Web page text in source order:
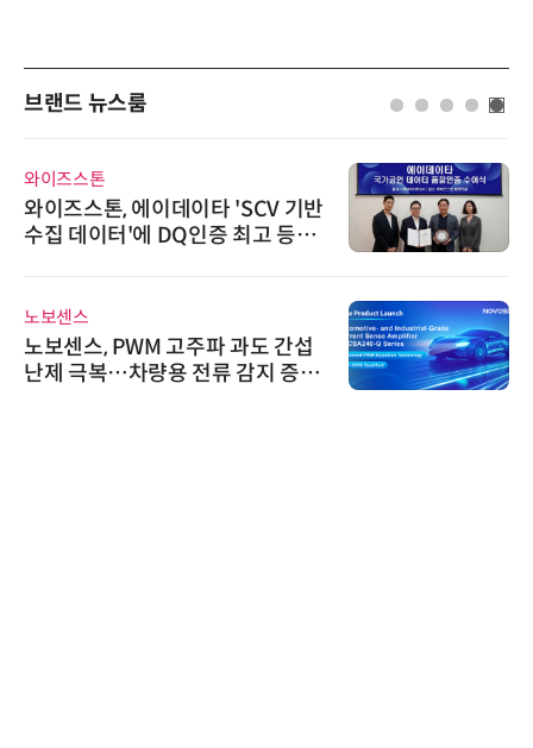
브랜드 뉴스룸
와이즈스톤
와이즈스톤, 에이데이타 'SCV 기반
수집 데이터'에 DQ인증 최고 등급
노보센스
노보센스, PWM 고주파 과도 간섭
난제 극복…차량용 전류 감지 증폭